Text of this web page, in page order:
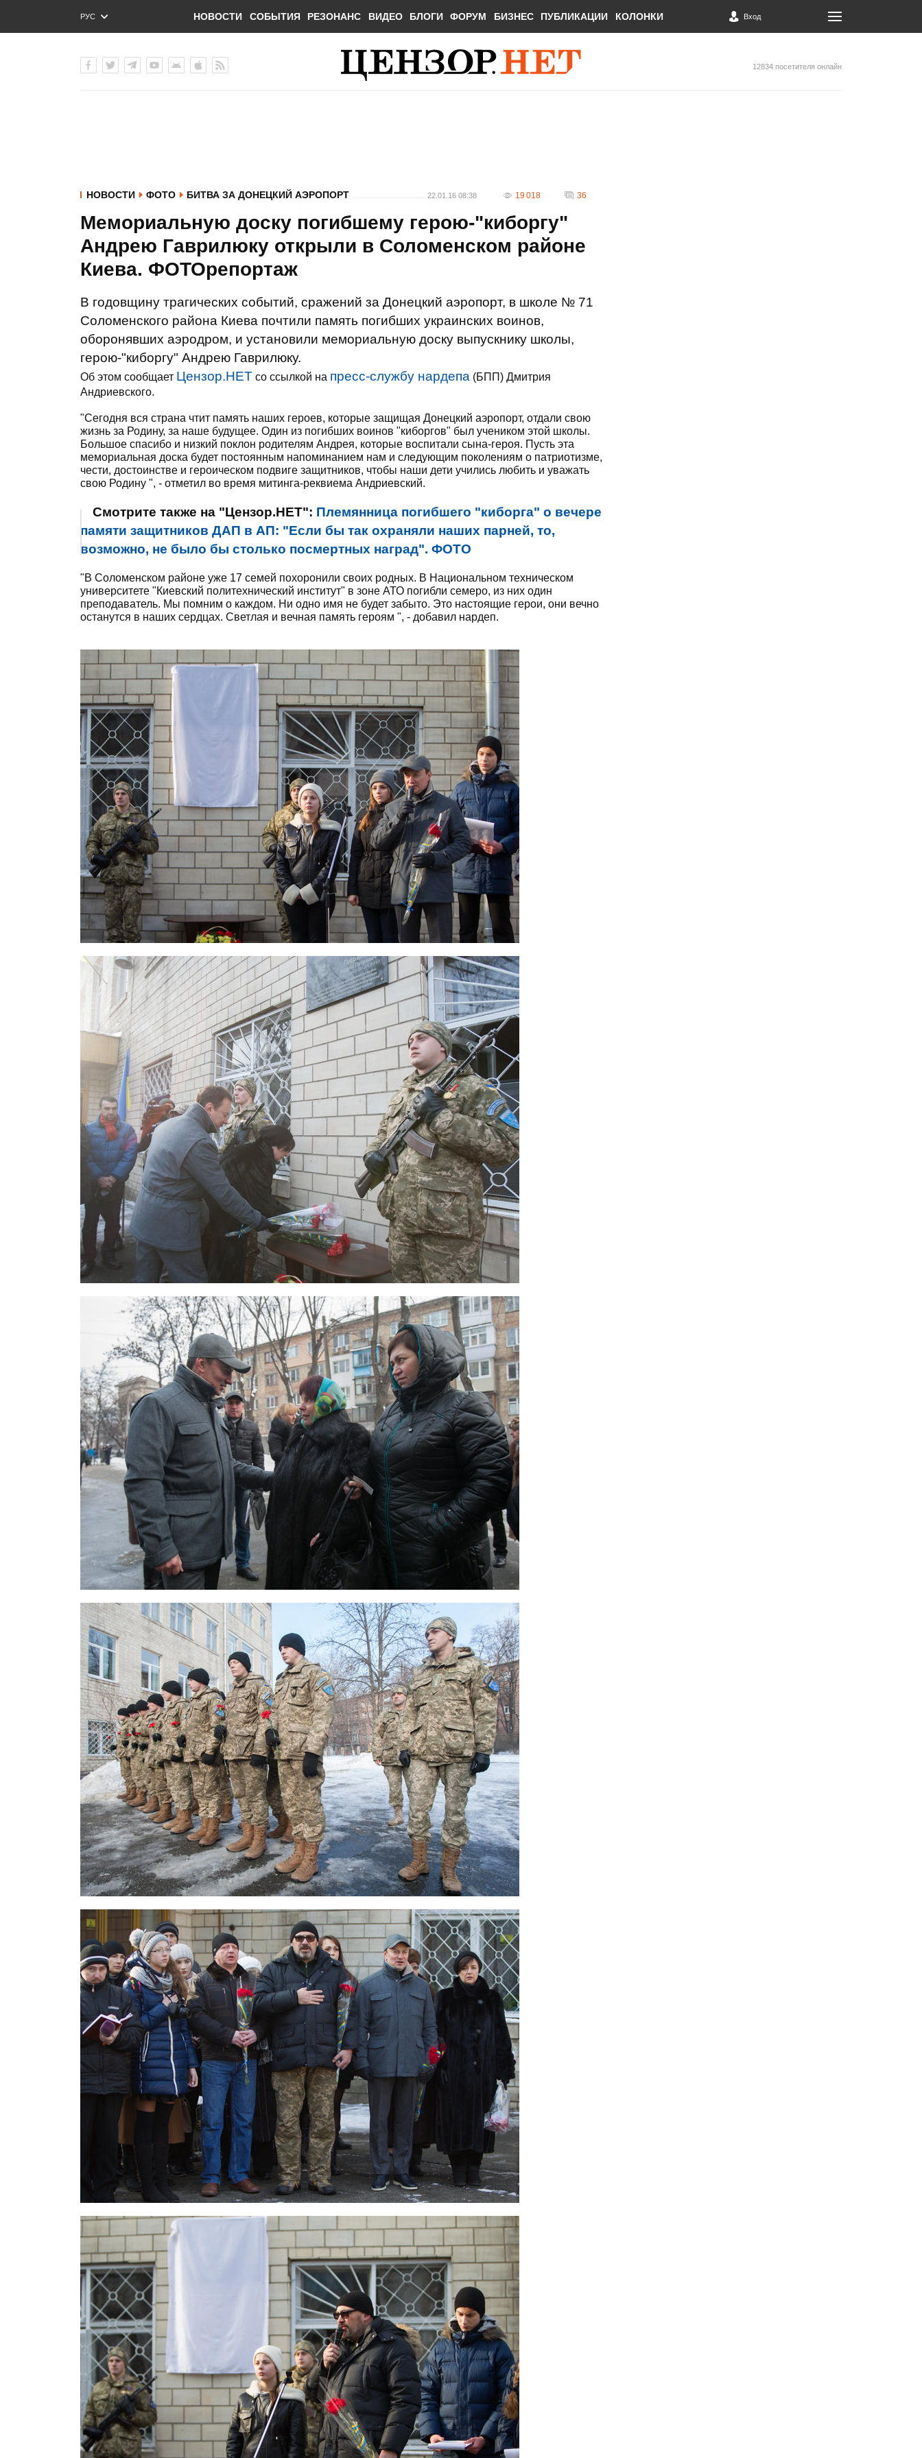
РУС
ENG
НОВОСТИ СОБЫТИЯ РЕЗОНАНС ВИДЕО БЛОГИ ФОРУМ БИЗНЕС ПУБЛИКАЦИИ КОЛОНКИ Вход
12834 посетителя онлайн
НОВОСТИ ФОТО БИТВА ЗА ДОНЕЦКИЙ АЭРОПОРТ 22.01.16 08:38 19 018 36
Мемориальную доску погибшему герою-"киборгу"
Андрею Гаврилюку открыли в Соломенском районе
Киева. ФОТОрепортаж
В годовщину трагических событий, сражений за Донецкий аэропорт, в школе № 71
Соломенского района Киева почтили память погибших украинских воинов,
оборонявших аэродром, и установили мемориальную доску выпускнику школы,
герою-"киборгу" Андрею Гаврилюку.
Об этом сообщает Цензор.НЕТ со ссылкой на пресс-службу нардепа (БПП) Дмитрия
Андриевского.
"Сегодня вся страна чтит память наших героев, которые защищая Донецкий аэропорт, отдали свою
жизнь за Родину, за наше будущее. Один из погибших воинов "киборгов" был учеником этой школы.
Большое спасибо и низкий поклон родителям Андрея, которые воспитали сына-героя. Пусть эта
мемориальная доска будет постоянным напоминанием нам и следующим поколениям о патриотизме,
чести, достоинстве и героическом подвиге защитников, чтобы наши дети учились любить и уважать
свою Родину ", - отметил во время митинга-реквиема Андриевский.
Смотрите также на "Цензор.НЕТ": Племянница погибшего "киборга" о вечере
памяти защитников ДАП в АП: "Если бы так охраняли наших парней, то,
возможно, не было бы столько посмертных наград". ФОТО
"В Соломенском районе уже 17 семей похоронили своих родных. В Национальном техническом
университете "Киевский политехнический институт" в зоне АТО погибли семеро, из них один
преподаватель. Мы помним о каждом. Ни одно имя не будет забыто. Это настоящие герои, они вечно
останутся в наших сердцах. Светлая и вечная память героям ", - добавил нардеп.